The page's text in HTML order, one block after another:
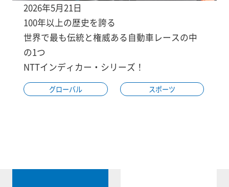
2026年5月21日
100年以上の歴史を誇る
世界で最も伝統と権威ある自動車レースの中
の1つ
NTTインディカー・シリーズ！
グローバル スポーツ